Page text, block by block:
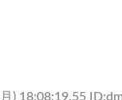
) 18:08:19.55